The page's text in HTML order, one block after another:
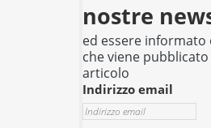
nostre
ed essere informato
che viene
articolo
Indirizzo email